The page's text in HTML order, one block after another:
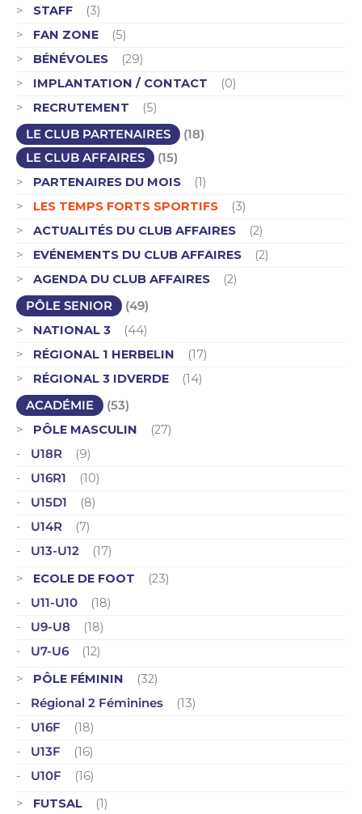
STAFF
(3)
FAN ZONE
(5)
BÉNÉVOLES
(29)
IMPLANTATION / CONTACT
(0)
RECRUTEMENT
(5)
LE CLUB PARTENAIRES
(18)
LE CLUB AFFAIRES
(15)
PARTENAIRES DU MOIS
(1)
LES TEMPS FORTS SPORTIFS
(3)
ACTUALITÉS DU CLUB AFFAIRES
(2)
EVÉNEMENTS DU CLUB AFFAIRES
(2)
AGENDA DU CLUB AFFAIRES
(2)
PÔLE SENIOR
(49)
NATIONAL 3
(44)
RÉGIONAL 1 HERBELIN
(17)
RÉGIONAL 3 IDVERDE
(14)
ACADÉMIE
(53)
PÔLE MASCULIN
(27)
U18R
(9)
U16R1
(10)
U15D1
(8)
U14R
(7)
U13-U12
(17)
ECOLE DE FOOT
(23)
U11-U10
(18)
U9-U8
(18)
U7-U6
(12)
PÔLE FÉMININ
(32)
Régional 2 Féminines
(13)
U16F
(18)
U13F
(16)
U10F
(16)
FUTSAL
(1)